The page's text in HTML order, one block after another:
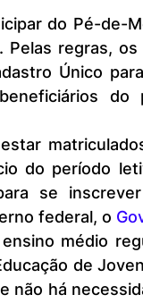
Pelas regras,
Único
do
do período
se
federal, o
de
não há